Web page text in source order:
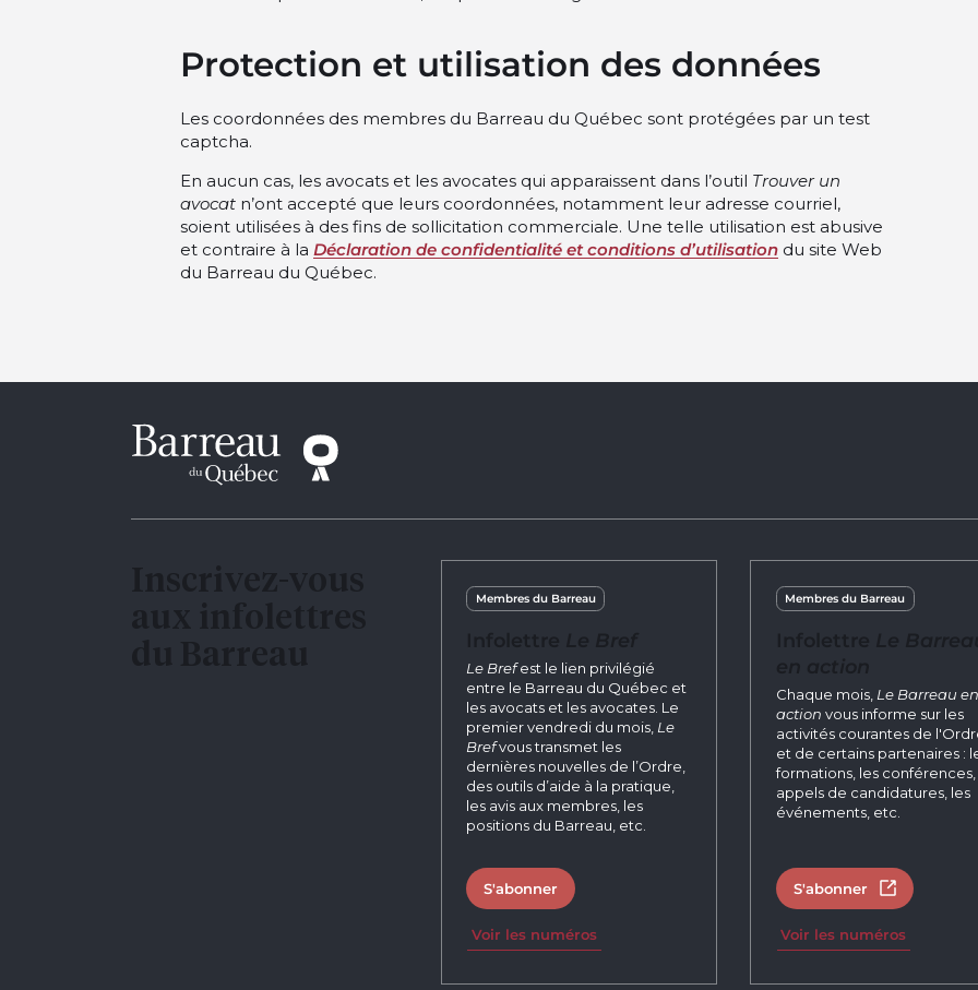
Protection et utilisation des données
Les coordonnées des membres du Barreau du Québec sont protégées par un test
captcha.
En aucun cas, les avocats et les avocates qui apparaissent dans l’outil Trouver un
avocat n’ont accepté que leurs coordonnées, notamment leur adresse courriel,
soient utilisées à des fins de sollicitation commerciale. Une telle utilisation est abusive
et contraire à la Déclaration de confidentialité et conditions d’utilisation du site Web
du Barreau du Québec.
Membres du Barreau
Le Brefest le lien privilégié
entre le Barreau du Québec et
les avocats et les avocates. Le
premier vendredi du mois, Le
Brefvous transmet les
dernières nouvelles de l’Ordre,
des outils d’aide à la pratique,
les avis aux membres, les
positions du Barreau, etc.
S'abonner
Voir les numéros
Membres du Barreau
Chaque mois, Le Barreau en
action vous informe sur les
activités courantes de
et de certains partenaires :
formations, les conférences,
appels de candidatures, les
événements, etc.
S'abonner Ouvrir dans
Voir les numéros